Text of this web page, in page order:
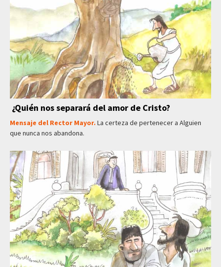
¿Quién nos separará del amor de Cristo?
Mensaje del Rector Mayor. La certeza de pertenecer a Alguien
que nunca nos abandona.